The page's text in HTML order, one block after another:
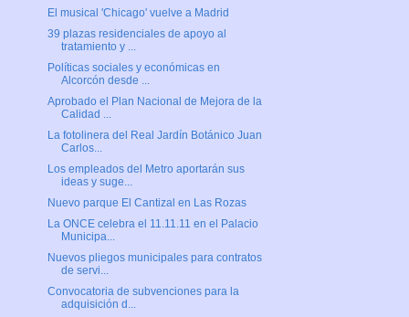
El musical 'Chicago' vuelve a Madrid
39 plazas residenciales de apoyo al
tratamiento y ...
Políticas sociales y económicas en
Alcorcón desde ...
Aprobado el Plan Nacional de Mejora de la
Calidad ...
La fotolinera del Real Jardín Botánico Juan
Carlos...
Los empleados del Metro aportarán sus
ideas y suge...
Nuevo parque El Cantizal en Las Rozas
La ONCE celebra el 11.11.11 en el Palacio
Municipa...
Nuevos pliegos municipales para contratos
de servi...
Convocatoria de subvenciones para la
adquisición d...